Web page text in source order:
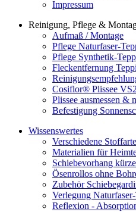
Impressum
Reinigung, Pflege &
Aufmaß / Montage
Pflege Naturfaser-
Pflege Synthetik-
Fleckentfernung
Cosiflor® Plissee
Plissee ausmessen &
Befestigung
Wissenswertes
Verschiedene
Materialien für
Schiebevorhang
Ösenrollos ohne
Zubehör
Verlegung
Reflexion -